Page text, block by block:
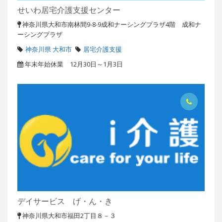
せいわ居宅介護支援センター
神奈川県大和市南林間9-8-9成和ナーシングプラザ4階 成和ナ
ーシングプラザ
神奈川県 大和市
居宅介護支援
年末年始休業 12月30日～1月3日
デイサービス げ・ん・き
神奈川県大和市福田2丁目８－３